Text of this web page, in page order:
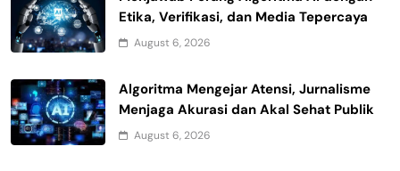
Etika, Verifikasi, dan Media Tepercaya
August 6, 2026
Algoritma Mengejar Atensi, Jurnalisme
Menjaga Akurasi dan Akal Sehat Publik
August 6, 2026